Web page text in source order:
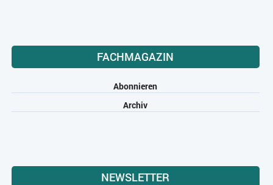
FACHMAGAZIN
Abonnieren
Archiv
NEWSLETTER